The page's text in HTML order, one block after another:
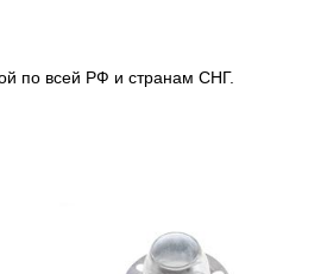
по всей РФ и странам СНГ.